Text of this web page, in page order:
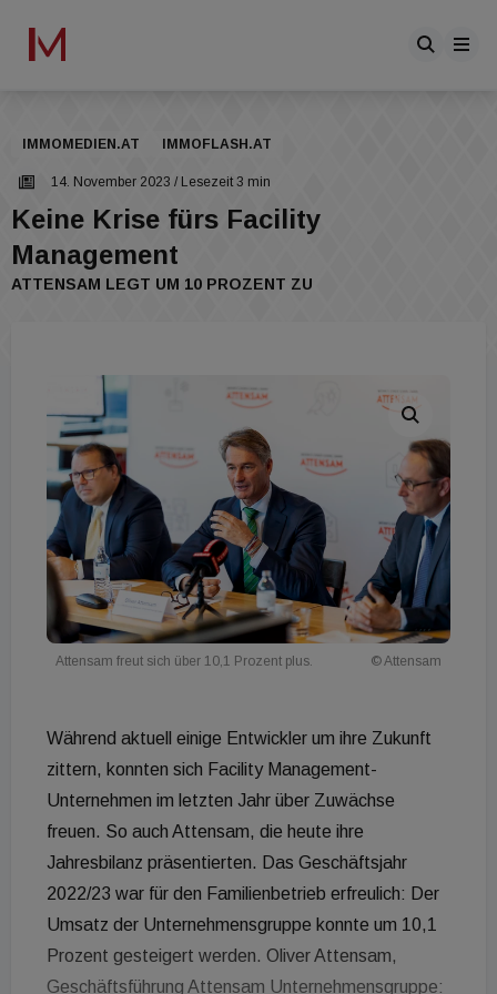
IMMOMEDIEN.AT IMMOFLASH.AT
14. November 2023 / Lesezeit 3 min
Keine Krise fürs Facility
Management
ATTENSAM LEGT UM 10 PROZENT ZU
Attensam freut sich über 10,1 Prozent plus. © Attensam
Während aktuell einige Entwickler um ihre Zukunft
zittern, konnten sich Facility Management-
Unternehmen im letzten Jahr über Zuwächse
freuen. So auch Attensam, die heute ihre
Jahresbilanz präsentierten. Das Geschäftsjahr
2022/23 war für den Familienbetrieb erfreulich: Der
Umsatz der Unternehmensgruppe konnte um 10,1
Prozent gesteigert werden. Oliver Attensam,
Geschäftsführung Attensam Unternehmensgruppe: